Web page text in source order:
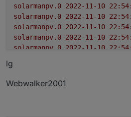
solarmanpv.0
solarmanpv.0
solarmanpv.0
solarmanpv.0
solarmanpv.0
solarmanpv.0
lg
Webwalker2001